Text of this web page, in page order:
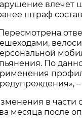
влечет
штраф
По
в части
месяца после